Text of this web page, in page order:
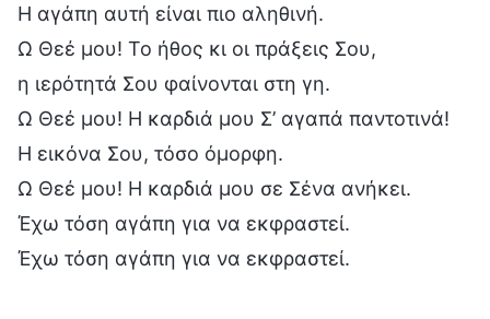
Η αγάπη αυτή είναι πιο αληθινή.
Ω Θεέ μου! Το ήθος κι οι πράξεις Σου,
η ιερότητά Σου φαίνονται στη γη.
Ω Θεέ μου! Η καρδιά μου Σ’ αγαπά παντοτινά!
Η εικόνα Σου, τόσο όμορφη.
Ω Θεέ μου! Η καρδιά μου σε Σένα ανήκει.
Έχω τόση αγάπη για να εκφραστεί.
Έχω τόση αγάπη για να εκφραστεί.